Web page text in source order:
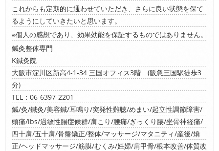
これからも定期的に通わせていただき、さらに良い状態を保て
るようにしていきたいと思います。
※個人の感想であり、効果効能を保証するものではありません。
鍼灸整体専門
K鍼灸院
大阪市淀川区新高4-1-34 三国オフィス3階 (阪急三国駅徒歩3
分)
TEL：06-6397-2201
鍼/灸/鍼灸/美容鍼/耳鳴り/突発性難聴/めまい/起立性調節障害/
頭痛/ibs/過敏性腸症候群/肩こり/腰痛/ぎっくり腰/坐骨神経痛/
四十肩/五十肩/骨盤矯正/整体/マッサージ/マタニティ/産後/矯
正/ヘッドマッサージ/筋膜/むくみ/妊婦/肩甲骨/根本改善/体質改